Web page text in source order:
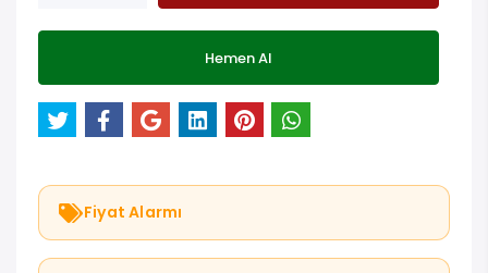
Hemen Al
Fiyat Alarmı